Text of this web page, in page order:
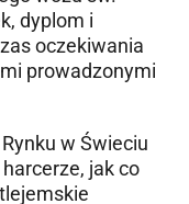
dyplom i
oczekiwania
prowadzonymi
w Świeciu
jak co